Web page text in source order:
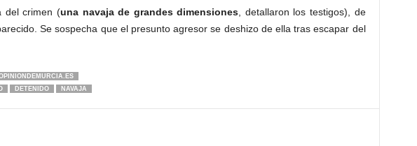
del crimen (una navaja de grandes dimensiones , detallaron los testigos), de
Se sospecha que el presunto agresor se deshizo de ella tras escapar del
DETENIDO NAVAJA